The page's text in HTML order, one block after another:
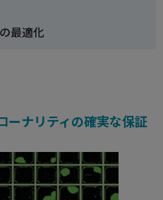
最適化
ーナリティの確実な保証